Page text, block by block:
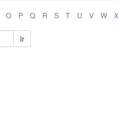
O P Q R S T U V W X
Ir